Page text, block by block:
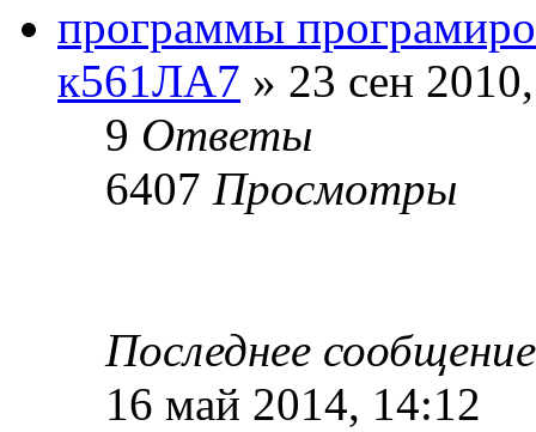
программы
к561ЛА7 » 23 сен
9 Ответы
6407 Просмотры
Последнее
16 май 2014, 14:12